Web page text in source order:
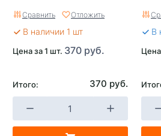
Сравнить Отложить
В наличии 1 шт
Цена за 1 шт. 370 руб.
Итого: 370 руб.
В